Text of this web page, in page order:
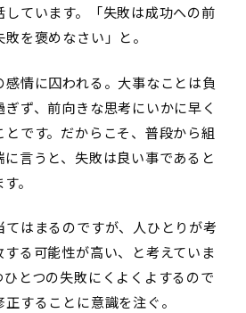
ています。「失敗は成功への前
を褒めなさい」と。
情に囚われる。大事なことは負
ず、前向きな思考にいかに早く
です。だからこそ、普段から組
言うと、失敗は良い事であると
。
てはまるのですが、人ひとりが考
る可能性が高い、と考えていま
とつの失敗にくよくよするので
することに意識を注ぐ。